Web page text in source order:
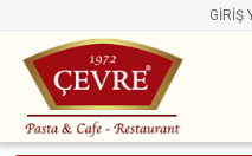
GIRIŞ